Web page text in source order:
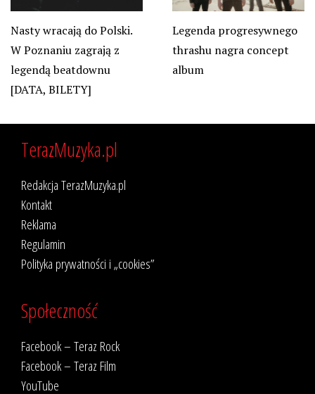
Nasty wracają do Polski.
W Poznaniu zagrają z
legendą beatdownu
[DATA, BILETY]
Legenda progresywnego
thrashu nagra concept
album
TerazMuzyka.pl
Redakcja TerazMuzyka.pl
Kontakt
Reklama
Regulamin
Polityka prywatności i „cookies”
Społeczność
Facebook – Teraz Rock
Facebook – Teraz Film
YouTube